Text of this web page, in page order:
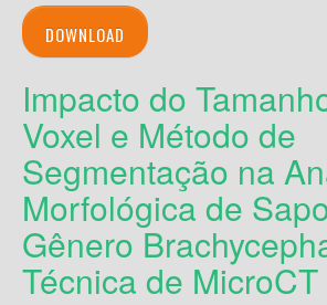
DOWNLOAD
Impacto do
Voxel e Método de
Segmentação na
Morfológica de
Gênero
Técnica de MicroCT